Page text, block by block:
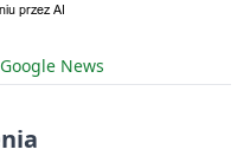
Google News